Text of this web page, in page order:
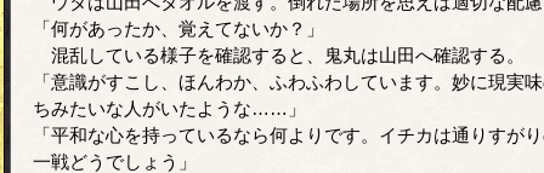
「何があったか、覚えてないか？」
混乱している様子を確認すると、鬼丸は山田へ確認する。
「意識がすこし、ほんわか、ふわふわしています。妙に現実
ちみたいな人がいたような……」
「平和な心を持っているなら何よりです。イチカは通りすが
一戦どうでしょう」